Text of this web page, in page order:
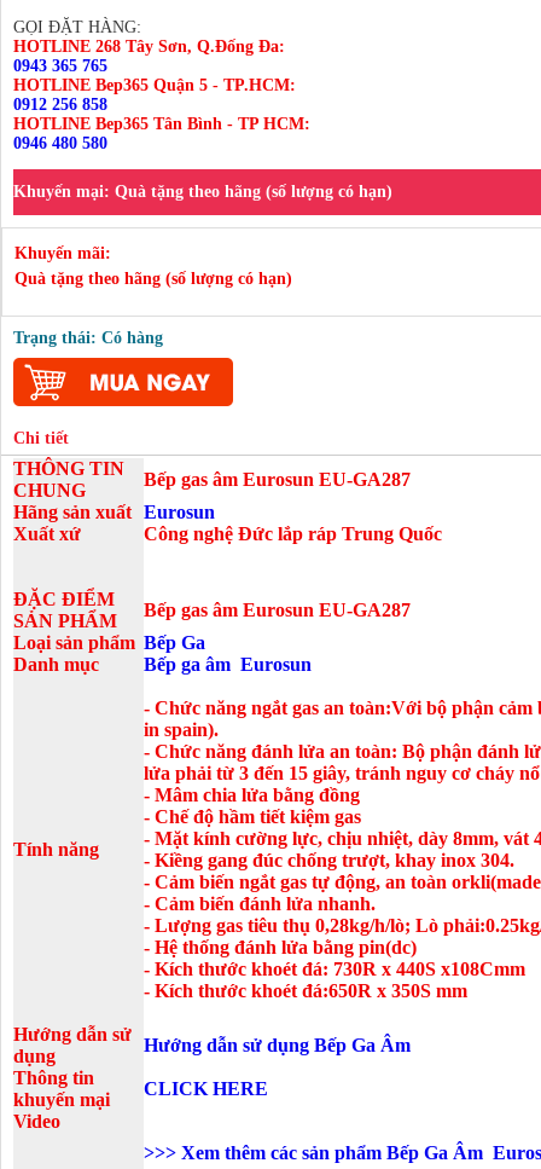
GỌI ĐẶT HÀNG:
HOTLINE 268 Tây Sơn, Q.Đống Đa:
0943 365 765
HOTLINE Bep365 Quận 5 - TP.HCM:
0912 256 858
HOTLINE Bep365 Tân Bình - TP HCM:
0946 480 580
Khuyến mại: Quà tặng theo hãng (số lượng có hạn)
Khuyến mãi:
Quà tặng theo hãng (số lượng có hạn)
Trạng thái: Có hàng
Chi tiết
THÔNG TIN
CHUNG
Bếp gas âm Eurosun EU-GA287
Hãng sản xuất Eurosun
Xuất xứ
Công nghệ Đức lắp ráp Trung Quốc
ĐẶC ĐIỂM
SẢN PHẨM
Bếp gas âm Eurosun EU-GA287
Loại sản phẩm Bếp Ga
Danh mục
Bếp ga âm Eurosun
Tính năng
- Chức năng ngắt gas an toàn:Với bộ phận cảm
in spain).
- Chức năng đánh lửa an toàn: Bộ phận đánh
lửa phải từ 3 đến 15 giây, tránh nguy cơ cháy
- Mâm chia lửa bằng đồng
- Chế độ hầm tiết kiệm gas
- Mặt kính cường lực, chịu nhiệt, dày 8mm, vát
- Kiềng gang đúc chống trượt, khay inox 304.
- Cảm biến ngắt gas tự động, an toàn
- Cảm biến đánh lửa nhanh.
- Lượng gas tiêu thụ 0,28kg/h/lò; Lò
- Hệ thống đánh lửa bằng pin(dc)
- Kích thước khoét đá: 730R x 440S x108Cmm
- Kích thước khoét đá:650R x 350S mm
Hướng dẫn sử
dụng
Hướng dẫn sử dụng Bếp Ga Âm
Thông tin
khuyến mại
CLICK HERE
Video
>>> Xem thêm các sản phẩm Bếp Ga Âm